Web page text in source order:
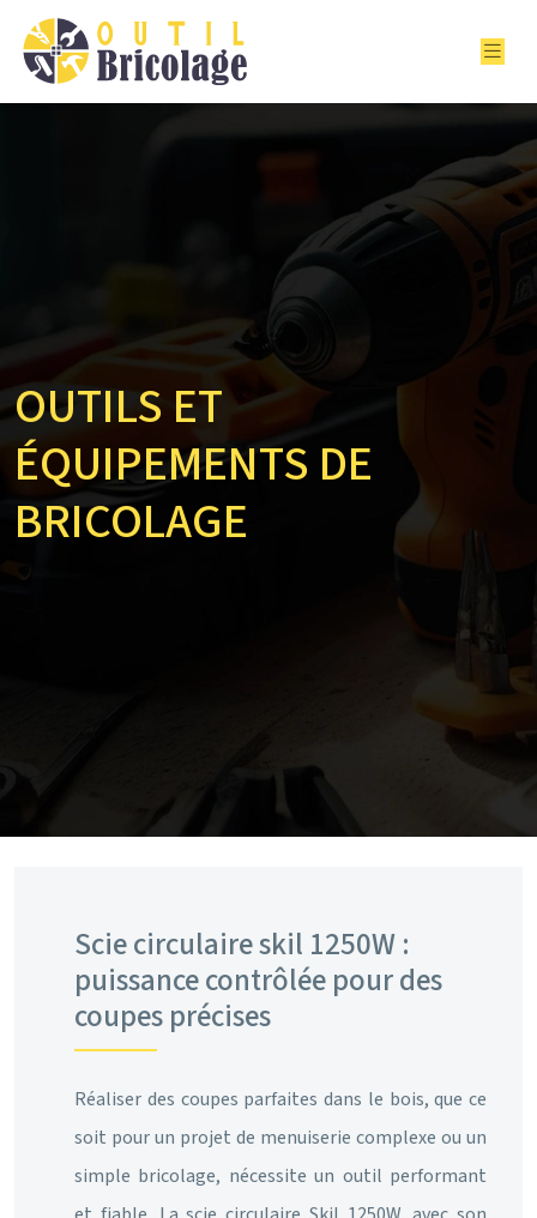
OUTILS ET
ÉQUIPEMENTS DE
BRICOLAGE
Scie circulaire skil 1250W :
puissance contrôlée pour des
coupes précises
Réaliser des coupes parfaites dans le bois, que ce
soit pour un projet de menuiserie complexe ou un
simple bricolage, nécessite un outil performant